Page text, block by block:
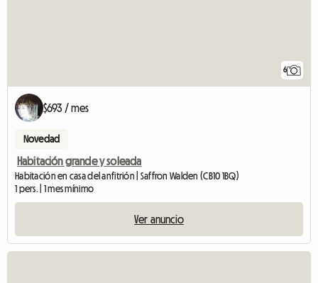
6
$693 / mes
Novedad
Habitación grande y soleada
Habitación en casa del anfitrión | Saffron Walden (CB10 1BQ)
1 pers. | 1 mes mínimo
Ver anuncio